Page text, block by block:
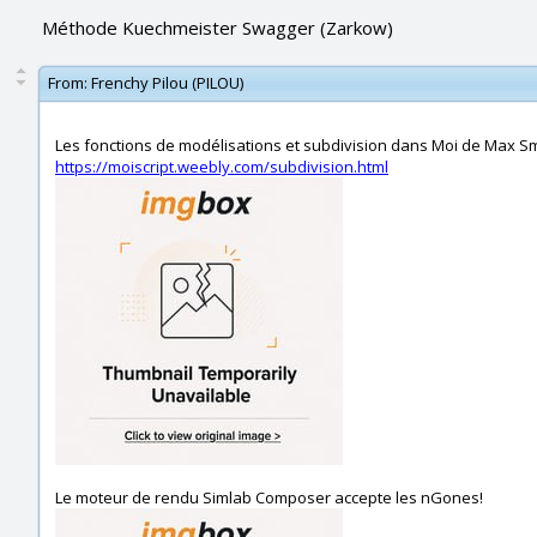
Méthode Kuechmeister Swagger (Zarkow)
From: Frenchy Pilou (PILOU)
Les fonctions de modélisations et subdivision dans Moi de Max
https://moiscript.weebly.com/subdivision.html
Le moteur de rendu Simlab Composer accepte les nGones!